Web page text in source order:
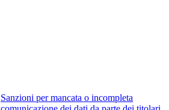
Sanzioni per mancata o incompleta